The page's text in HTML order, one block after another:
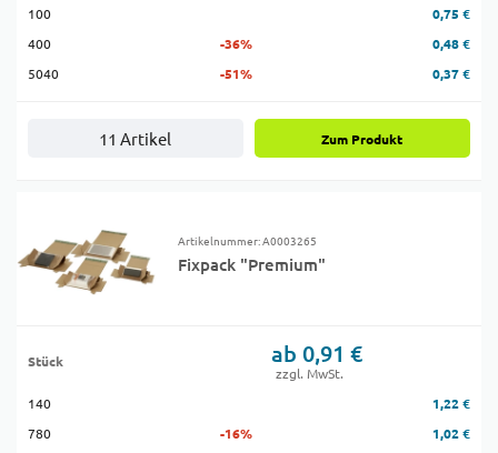
100
0,75 €
400
-36%
0,48 €
5040
-51% 0,37 €
11 Artikel Zum Produkt
Artikelnummer: A0003265
Fixpack "Premium"
Stück ab 0,91 €
zzgl. MwSt.
140
1,22 €
780
-16%
1,02 €